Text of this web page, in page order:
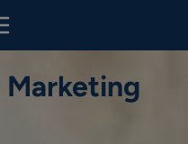
Marketing